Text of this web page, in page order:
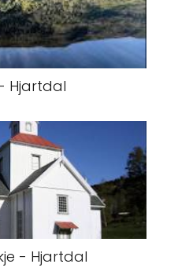
Hjartdal
- Hjartdal